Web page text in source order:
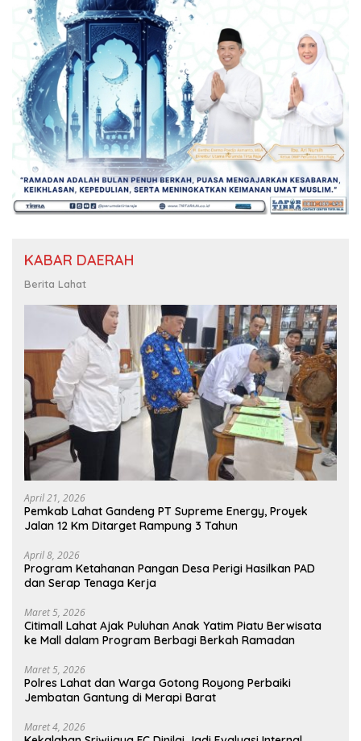
KABAR DAERAH
Berita Lahat
April 21, 2026
Pemkab Lahat Gandeng PT Supreme Energy, Proyek
Jalan 12 Km Ditarget Rampung 3 Tahun
April 8, 2026
Program Ketahanan Pangan Desa Perigi Hasilkan PAD
dan Serap Tenaga Kerja
Maret 5, 2026
Citimall Lahat Ajak Puluhan Anak Yatim Piatu Berwisata
ke Mall dalam Program Berbagi Berkah Ramadan
Maret 5, 2026
Polres Lahat dan Warga Gotong Royong Perbaiki
Jembatan Gantung di Merapi Barat
Maret 4, 2026